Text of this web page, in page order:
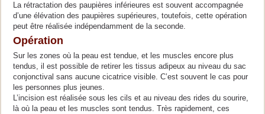
La rétractation des paupières inférieures est souvent accompagnée
d’une élévation des paupières supérieures, toutefois, cette opération
peut être réalisée indépendamment de la seconde.
Opération
Sur les zones où la peau est tendue, et les muscles encore plus
tendus, il est possible de retirer les tissus adipeux au niveau du sac
conjonctival sans aucune cicatrice visible. C’est souvent le cas pour
les personnes plus jeunes.
L’incision est réalisée sous les cils et au niveau des rides du sourire,
là où la peau et les muscles sont tendus. Très rapidement, ces